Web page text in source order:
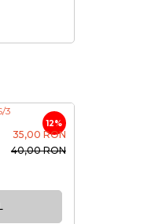
12%
35,00 RON
40,00 RON